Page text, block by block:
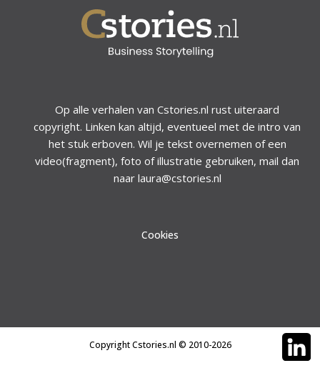
Op alle verhalen van Cstories.nl rust uiteraard
copyright. Linken kan altijd, eventueel met de intro van
het stuk erboven. Wil je tekst overnemen of een
video(fragment), foto of illustratie gebruiken, mail dan
naar laura@cstories.nl
Cookies
Copyright Cstories.nl © 2010-2026